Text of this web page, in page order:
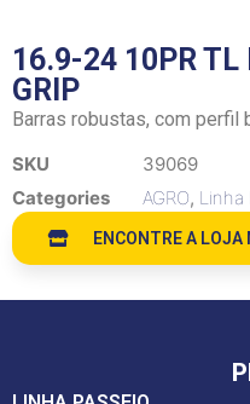
16.9-24 10PR TL
GRIP
Barras robustas, com perfil
SKU
39069
Categories
AGRO, Linha
ENCONTRE A